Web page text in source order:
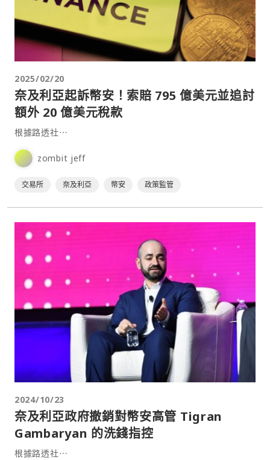
2025/02/20
奈及利亞起訴幣安！索賠 795 億美元並追討
額外 20 億美元稅款
根據路透社⋯
zombit jeff
交易所 奈及利亞 幣安 政策監管
2024/10/23
奈及利亞政府撤銷對幣安高管 Tigran
Gambaryan 的洗錢指控
根據路透社⋯